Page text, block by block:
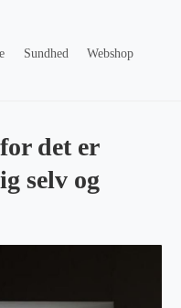
Sundhed
Webshop
det er
selv og